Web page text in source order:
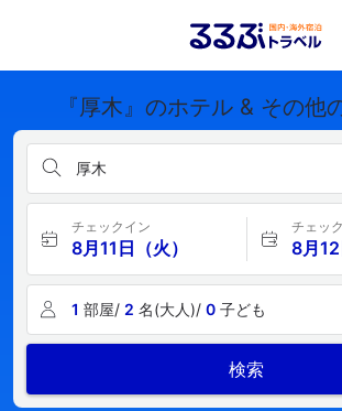
『厚木』のホテル & その他
厚木
チェックイン
8月11日（火）
チェッ
8月12
1 部屋/ 2 名(大人)/ 0 子ども
検索